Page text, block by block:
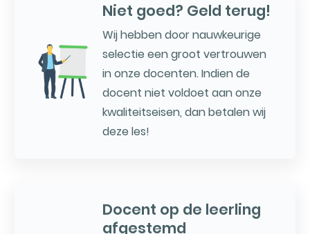
Niet goed? Geld terug!
Wij hebben door nauwkeurige
selectie een groot vertrouwen
in onze docenten. Indien de
docent niet voldoet aan onze
kwaliteitseisen, dan betalen wij
deze les!
Docent op de leerling
afgestemd